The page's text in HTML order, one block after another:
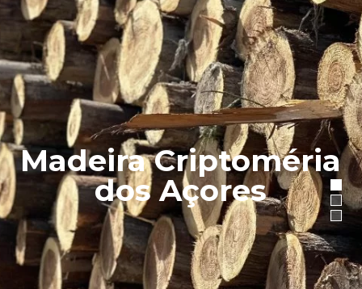
Madeira Criptoméria
dos Açores